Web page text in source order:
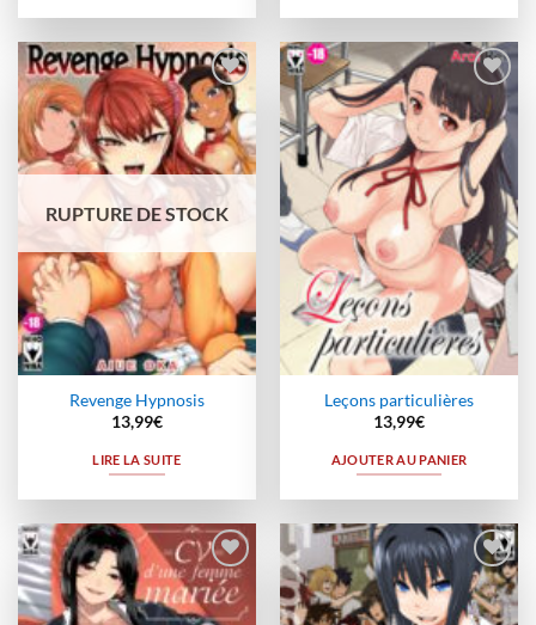
Ajouter
à la
wishlist
RUPTURE DE STOCK
Revenge Hypnosis
13,99€
LIRE LA SUITE
Ajouter
à la
wishlist
Leçons particulières
13,99€
AJOUTER AU PANIER
Ajouter
à la
wishlist
Ajouter
à la
wishlist